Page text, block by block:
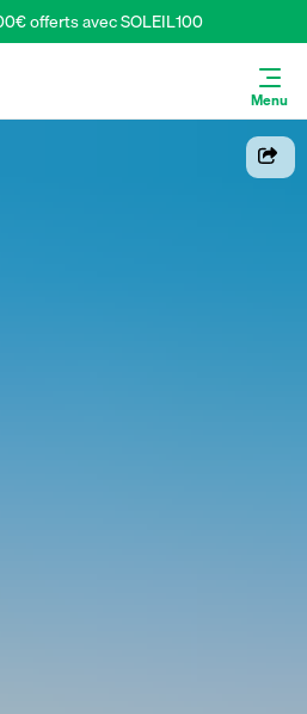
offerts avec SOLEIL100
Menu